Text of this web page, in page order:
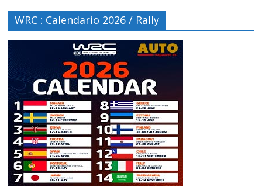
WRC : Calendario 2026 / Rally